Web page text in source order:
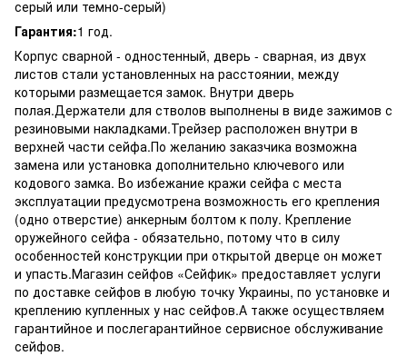
серый или темно-серый)
Гарантия:1 год.
Корпус сварной - одностенный, дверь - сварная, из двух
листов стали установленных на расстоянии, между
которыми размещается замок. Внутри дверь
полая.Держатели для стволов выполнены в виде зажимов с
резиновыми накладками.Трейзер расположен внутри в
верхней части сейфа.По желанию заказчика возможна
замена или установка дополнительно ключевого или
кодового замка. Во избежание кражи сейфа с места
эксплуатации предусмотрена возможность его крепления
(одно отверстие) анкерным болтом к полу. Крепление
оружейного сейфа - обязательно, потому что в силу
особенностей конструкции при открытой дверце он может
и упасть.Магазин сейфов «Сейфик» предоставляет услуги
по доставке сейфов в любую точку Украины, по установке и
креплению купленных у нас сейфов.А также осуществляем
гарантийное и послегарантийное сервисное обслуживание
сейфов.